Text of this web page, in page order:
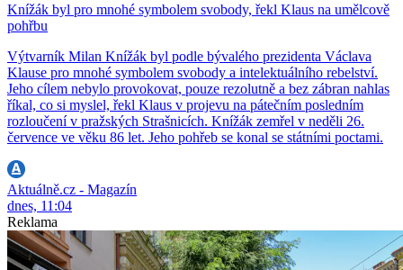
Knížák byl pro mnohé symbolem svobody, řekl Klaus na umělcově
pohřbu
Výtvarník Milan Knížák byl podle bývalého prezidenta Václava
Klause pro mnohé symbolem svobody a intelektuálního rebelství.
Jeho cílem nebylo provokovat, pouze rezolutně a bez zábran nahlas
říkal, co si myslel, řekl Klaus v projevu na pátečním posledním
rozloučení v pražských Strašnicích. Knížák zemřel v neděli 26.
července ve věku 86 let. Jeho pohřeb se konal se státními poctami.
Aktuálně.cz - Magazín
dnes, 11:04
Reklama